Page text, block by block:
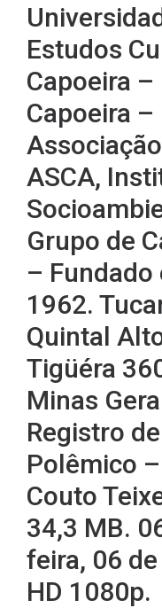
Estudos
Capoeira
Capoeira –
ASCA,
Grupo de
– Fundado
1962.
Quintal
Tigüéra
Minas
Registro
Polêmico
Couto
34,3 MB.
feira, 06
HD 1080p.